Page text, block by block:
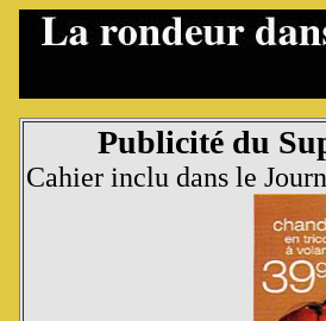
Publicité du
Cahier inclu dans le